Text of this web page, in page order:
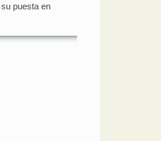
puesta en